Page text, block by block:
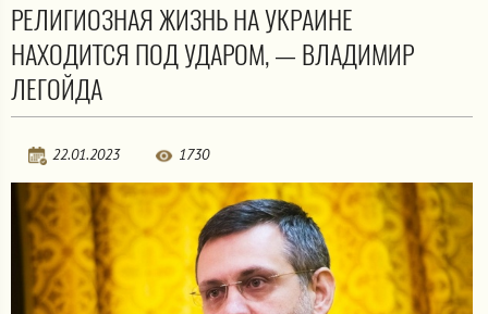
РЕЛИГИОЗНАЯ ЖИЗНЬ НА УКРАИНЕ
НАХОДИТСЯ ПОД УДАРОМ, — ВЛАДИМИР
ЛЕГОЙДА
22.01.2023 1730